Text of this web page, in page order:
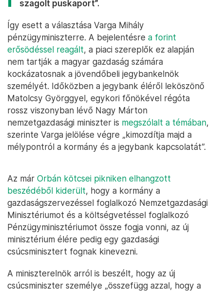
szagolt puskaport”.
Így esett a választása Varga Mihály
pénzügyminiszterre. A bejelentésre a forint
erősödéssel reagált, a piaci szereplők ez alapján
nem tartják a magyar gazdaság számára
kockázatosnak a jövendőbeli jegybankelnök
személyét. Időközben a jegybank éléről leköszönő
Matolcsy Györggyel, egykori főnökével régóta
rossz viszonyban lévő Nagy Márton
nemzetgazdasági miniszter is megszólalt a témában,
szerinte Varga jelölése végre „kimozdítja majd a
mélypontról a kormány és a jegybank kapcsolatát”.
Az már Orbán kötcsei pikniken elhangzott
beszédéből kiderült, hogy a kormány a
gazdaságszervezéssel foglalkozó Nemzetgazdasági
Minisztériumot és a költségvetéssel foglalkozó
Pénzügyminisztériumot össze fogja vonni, az új
minisztérium élére pedig egy gazdasági
csúcsminisztert fognak kinevezni.
A miniszterelnök arról is beszélt, hogy az új
csúcsminiszter személye „összefügg azzal, hogy a